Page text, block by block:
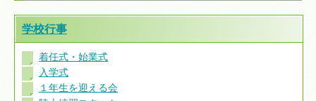
学校行事
着任式・始業式
入学式
１年生を迎える会